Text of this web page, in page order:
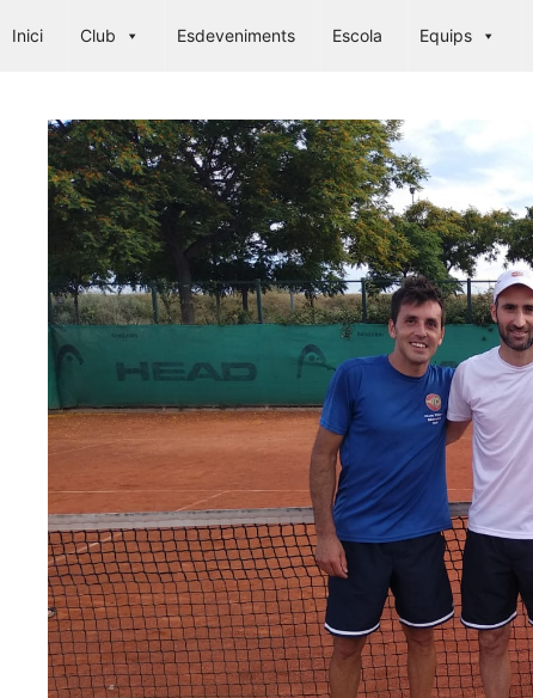
alInici Club Esdeveniments Escola Equips